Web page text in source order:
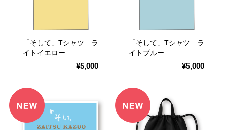
「そして」Tシャツ ラ
イトイエロー
¥5,000
「そして」Tシャツ ラ
イトブルー
¥5,000